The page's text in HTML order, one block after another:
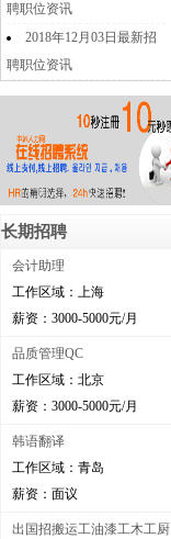
聘职位资讯
2018年12月03日最新招
聘职位资讯
长期招聘
会计助理
工作区域：上海
薪资：3000-5000元/月
品质管理QC
工作区域：北京
薪资：3000-5000元/月
韩语翻译
工作区域：青岛
薪资：面议
出国招搬运工油漆工木工厨